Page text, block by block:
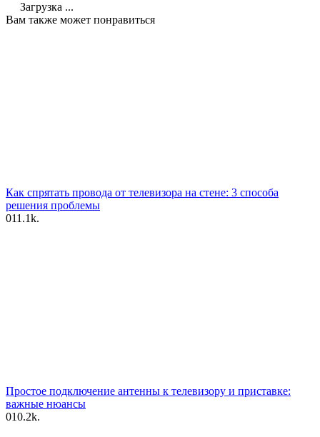
Загрузка ...
Вам также может понравиться
Как спрятать провода от телевизора на стене: 3 способа
решения проблемы
011.1k.
Простое подключение антенны к телевизору и приставке:
важные нюансы
010.2k.